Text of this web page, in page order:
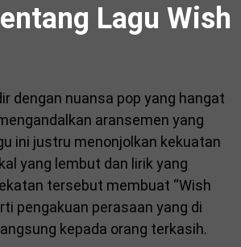
Lagu Wish
dengan nuansa pop yang hangat
aransemen yang
ini justru menonjolkan kekuatan
yang lembut dan lirik yang
tersebut membuat “Wish
pengakuan perasaan yang di
kepada orang terkasih.